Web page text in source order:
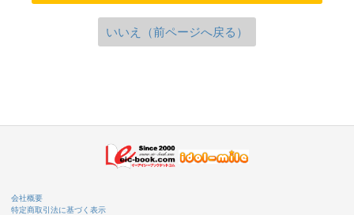
いいえ（前ページへ戻る）
会社概要
特定商取引法に基づく表示